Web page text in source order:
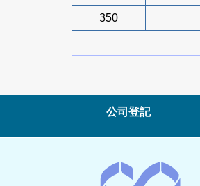
350
公司登記